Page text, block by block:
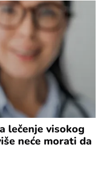
lečenje visokog
neće morati da